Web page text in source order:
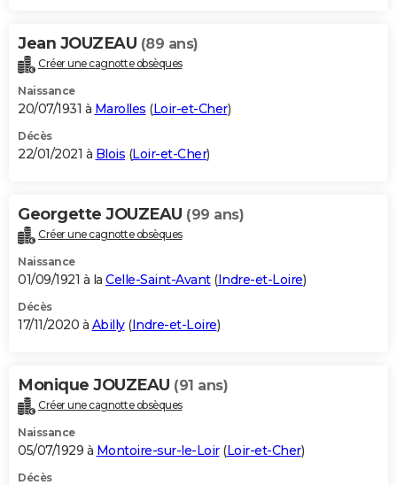
Jean JOUZEAU (89 ans)
Créer une cagnotte obsèques
Naissance
20/07/1931 à Marolles (Loir-et-Cher)
Décès
22/01/2021 à Blois (Loir-et-Cher)
Georgette JOUZEAU (99 ans)
Créer une cagnotte obsèques
Naissance
01/09/1921 à la Celle-Saint-Avant(Indre-et-Loire)
Décès
17/11/2020 à Abilly(Indre-et-Loire)
Monique JOUZEAU (91 ans)
Créer une cagnotte obsèques
Naissance
05/07/1929 à Montoire-sur-le-Loir(Loir-et-Cher)
Décès